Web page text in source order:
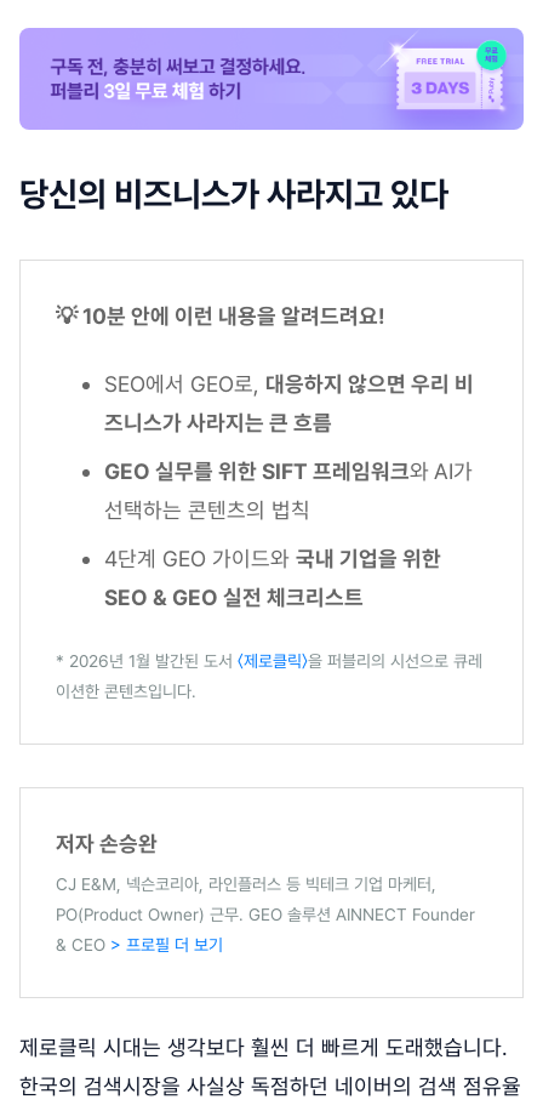
당신의 비즈니스가 사라지고 있다
💡 10분 안에 이런 내용을 알려드려요!
SEO에서 GEO로, 대응하지 않으면 우리 비
즈니스가 사라지는 큰 흐름
GEO 실무를 위한 SIFT 프레임워크와AI가
선택하는 콘텐츠의 법칙
4단계 GEO 가이드와 국내 기업을 위한
SEO & GEO 실전 체크리스트
* 2026년 1월 발간된 도서 〈제로클릭〉을 퍼블리의 시선으로 큐레
이션한 콘텐츠입니다.
저자 손승완
CJ E&M, 넥슨코리아, 라인플러스 등 빅테크 기업 마케터,
PO(Product Owner) 근무. GEO 솔루션 AINNECT Founder
& CEO > 프로필 더 보기
제로클릭 시대는 생각보다 훨씬 더 빠르게 도래했습니다.
한국의 검색시장을 사실상 독점하던 네이버의 검색 점유율